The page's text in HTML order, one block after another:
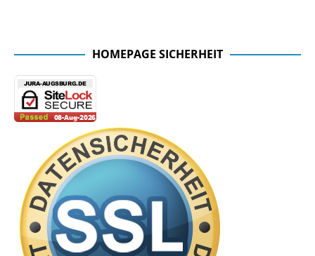
HOMEPAGE SICHERHEIT